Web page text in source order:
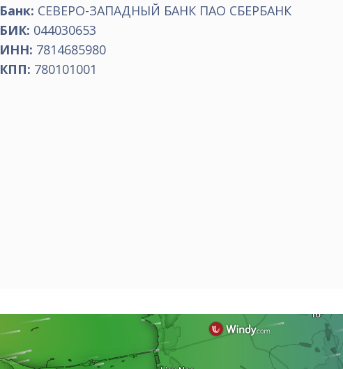
Банк: СЕВЕРО-ЗАПАДНЫЙ БАНК ПАО СБЕРБАНК
БИК: 044030653
ИНН: 7814685980
КПП: 780101001